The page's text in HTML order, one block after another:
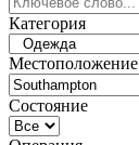
Категория
Местоположение
Состояние